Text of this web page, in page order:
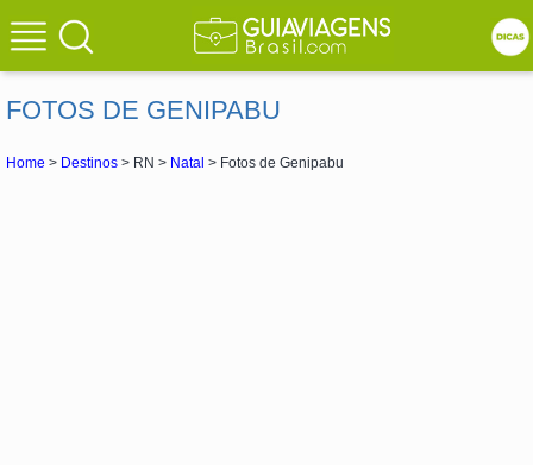
FOTOS DE GENIPABU
Home > Destinos > RN > Natal > Fotos de Genipabu